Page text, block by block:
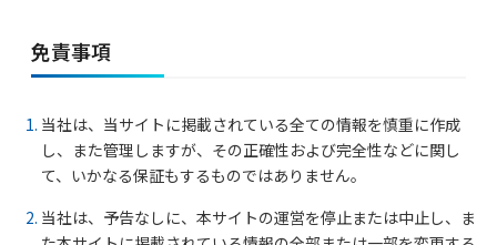
免責事項
当社は、当サイトに掲載されている全ての情報を慎重に作成
し、また管理しますが、その正確性および完全性などに関し
て、いかなる保証もするものではありません。
当社は、予告なしに、本サイトの運営を停止または中止し、ま